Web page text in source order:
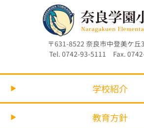
〒631-8522 奈良市中登美ケ丘
Tel. 0742-93-5111 Fax.
学校紹介
教育方針